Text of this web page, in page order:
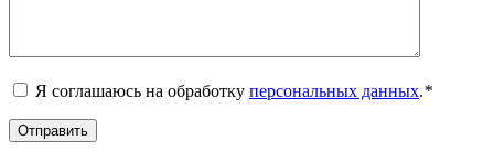
Я соглашаюсь на обработку персональных данных.*